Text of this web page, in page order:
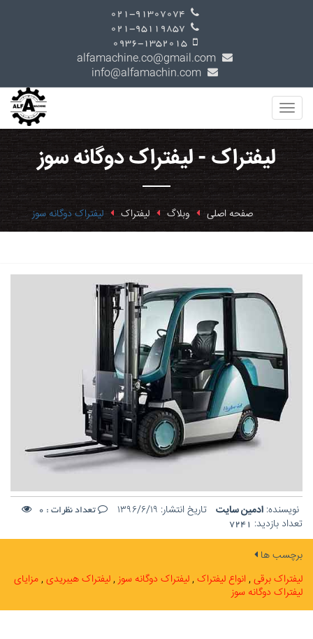
لیفتراک - لیفتراک دوگانه سوز
صفحه اصلی وبلاگ لیفتراک لیفتراک دوگانه سوز
نویسنده: ادمین سایت تاریخ انتشار: ۱۳۹۶/۶/۱۹ تعداد نظرات : 0
تعداد بازدید: 7241
برچسب ها
لیفتراک برقی انواع لیفتراک لیفتراک دوگانه سوز لیفتراک هیبریدی مزایای
لیفتراک دوگانه سوز